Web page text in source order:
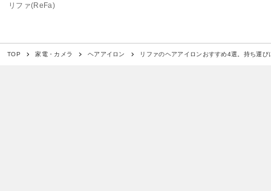
リファ(ReFa)
TOP 家電・カメラ ヘアアイロン リファのヘアアイロンおすすめ4選。持ち運